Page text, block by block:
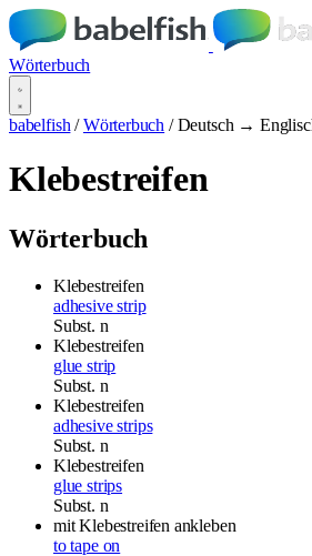
Wörterbuch
babelfish / Wörterbuch / Deutsch →
Klebestreifen
Wörterbuch
Klebestreifen
adhesive strip
Subst. n
Klebestreifen
glue strip
Subst. n
Klebestreifen
adhesive strips
Subst. n
Klebestreifen
glue strips
Subst. n
mit Klebestreifen ankleben
to tape on